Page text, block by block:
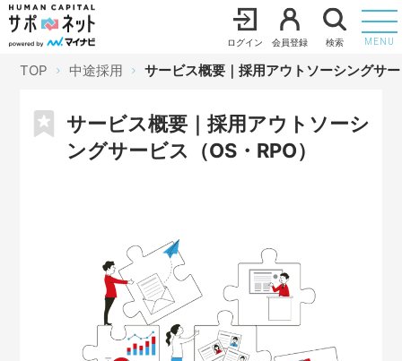
ログイン 会員登録 検索 MENU
TOP 中途採用 サービス概要｜採用アウトソーシングサ
サービス概要｜採用アウトソーシ
ングサービス（OS・RPO）